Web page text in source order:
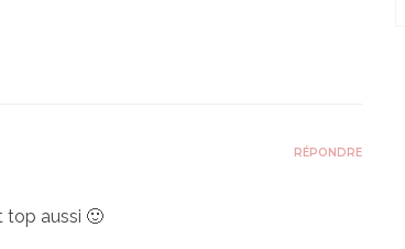
top aussi 🙂
RÉPONDRE